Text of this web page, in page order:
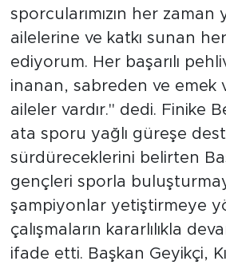
sporcularımızın her zaman
ailelerine ve katkı sunan
ediyorum. Her başarılı
inanan, sabreden ve emek
aileler vardır." dedi. Finike
ata sporu yağlı güreşe
sürdüreceklerini belirten
gençleri sporla
şampiyonlar yetiştirmeye
çalışmaların kararlılıkla
ifade etti. Başkan Geyikçi,